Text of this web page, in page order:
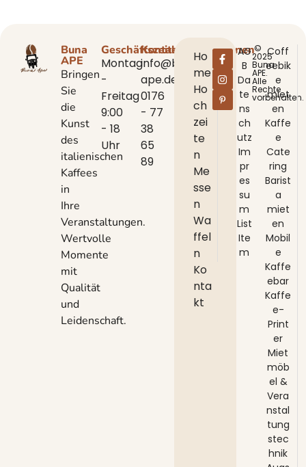
Buna
APE
Bringen
Sie
die
Kunst
des
italienischen
Kaffees
in
Ihre
Veranstaltungen.
Wertvolle
Momente
mit
Qualität
und
Leidenschaft.
Geschäftszeiten
Montag
-
Freitag
9:00
- 18
Uhr
Kontaktinformationen
info@buna-
ape.de
0176
- 77
38
65
89
Ho
me
Ho
ch
zei
te
n
Me
sse
n
Wa
ffel
n
Ko
nta
kt
©
2025
Buna
APE.
Alle
Rechte
vorbehalten.
AG
B
Da
te
ns
ch
utz
Im
pr
es
su
m
List
Ite
m
Coff
eebik
e
miet
en
Kaffe
e
Cate
ring
Barist
a
miet
en
Mobil
e
Kaffe
ebar
Kaffe
e-
Print
er
Miet
möb
el &
Vera
nstal
tung
stec
hnik